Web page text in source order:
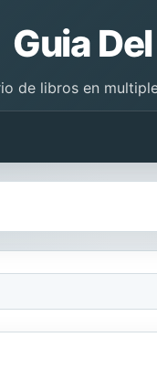
Guia
de libros en